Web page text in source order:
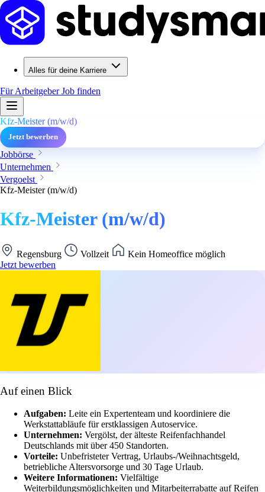
Alles für deine Karriere
Für ArbeitgeberJob finden
Kfz-Meister (m/w/d)
Jetzt bewerben
Jobbörse
Unternehmen
Vergoelst
Kfz-Meister (m/w/d)
Kfz-Meister (m/w/d)
Regensburg Vollzeit
Kein Homeoffice möglich
Jetzt bewerben
Auf einen Blick
Aufgaben: Leite ein Expertenteam und koordiniere die
Werkstattabläufe für erstklassigen Autoservice.
Unternehmen: Vergölst, der älteste Reifenfachhandel
Deutschlands mit über 450 Standorten.
Vorteile: Unbefristeter Vertrag, Urlaubs-/Weihnachtsgeld,
betriebliche Altersvorsorge und 30 Tage Urlaub.
Weitere Informationen: Vielfältige
Weiterbildungsmöglichkeiten und Mitarbeiterrabatte auf Reifen